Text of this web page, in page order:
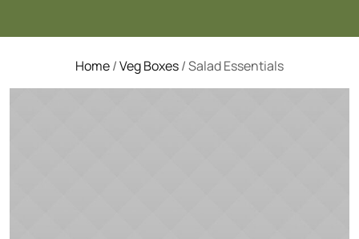
Home/Veg Boxes/ Salad Essentials